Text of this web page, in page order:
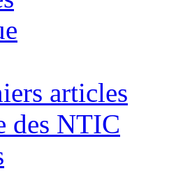
articles
des NTIC